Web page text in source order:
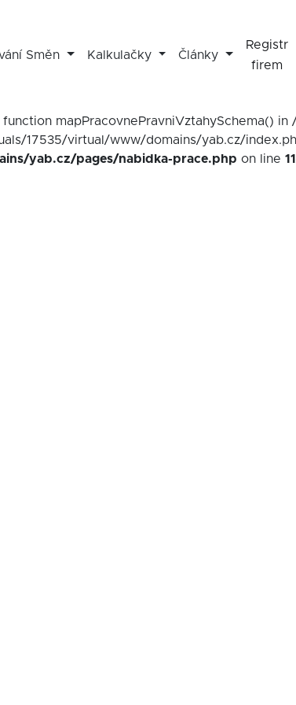
Směn Kalkulačky Články
Registr
firem
function
17535/virtual/www/domains/yab.cz/
yab.cz/pages/nabidka-prace.php on line